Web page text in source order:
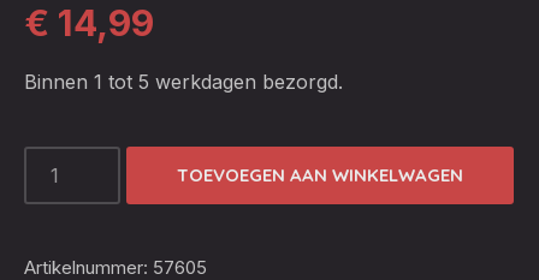
€ 14,99
Binnen 1 tot 5 werkdagen bezorgd.
GLOVES
TOEVOEGEN AAN WINKELWAGEN
Artikelnummer: 57605